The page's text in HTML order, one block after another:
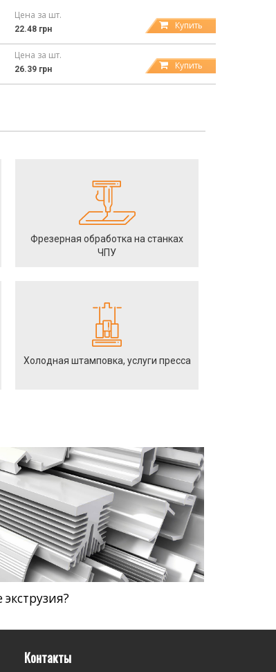
Цена за шт.
22.48 грн Купить
Цена за шт.
26.39 грн Купить
Фрезерная обработка на станках
ЧПУ
Холодная штамповка, услуги пресса
экструзия?
Контакты